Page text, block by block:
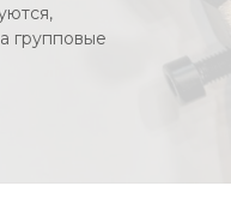
групповые